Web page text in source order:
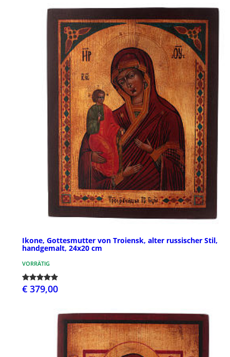
Ikone, Gottesmutter von Troiensk, alter russischer Stil,
handgemalt, 24x20 cm
VORRÄTIG
€ 379,00